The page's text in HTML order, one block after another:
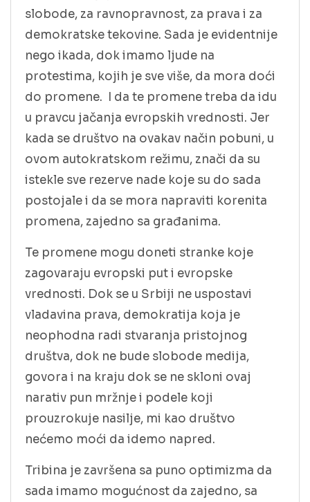
slobode, za ravnopravnost, za prava i za
demokratske tekovine. Sada je evidentnije
nego ikada, dok imamo ljude na
protestima, kojih je sve više, da mora doći
do promene. I da te promene treba da idu
u pravcu jačanja evropskih vrednosti. Jer
kada se društvo na ovakav način pobuni, u
ovom autokratskom režimu, znači da su
istekle sve rezerve nade koje su do sada
postojale i da se mora napraviti korenita
promena, zajedno sa građanima.
Te promene mogu doneti stranke koje
zagovaraju evropski put i evropske
vrednosti. Dok se u Srbiji ne uspostavi
vladavina prava, demokratija koja je
neophodna radi stvaranja pristojnog
društva, dok ne bude slobode medija,
govora i na kraju dok se ne skloni ovaj
narativ pun mržnje i podele koji
prouzrokuje nasilje, mi kao društvo
nećemo moći da idemo napred.
Tribina je završena sa puno optimizma da
sada imamo mogućnost da zajedno, sa